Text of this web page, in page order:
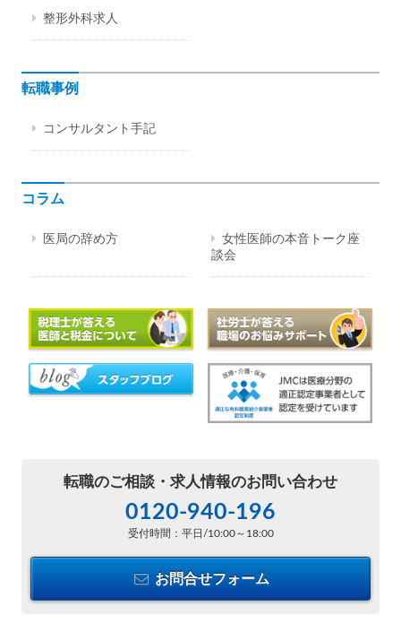
整形外科求人
転職事例
コンサルタント手記
コラム
医局の辞め方
女性医師の本音トーク座
談会
転職のご相談・ 求人情報のお問い合わせ
0120-940-196
受付時間：平日/10:00～18:00
お問合せフォーム